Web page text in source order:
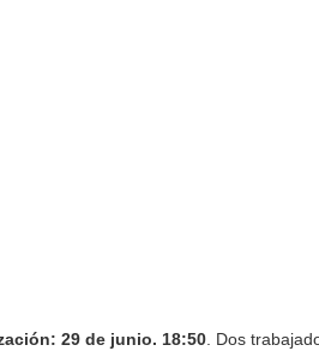
29 de junio. 18:50. Dos